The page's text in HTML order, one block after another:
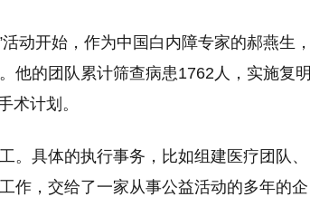
动开始，作为中国白内障专家的郝燕生，
他的团队累计筛查病患1762人，实施复明
术计划。
。具体的执行事务，比如组建医疗团队、
作，交给了一家从事公益活动的多年的企